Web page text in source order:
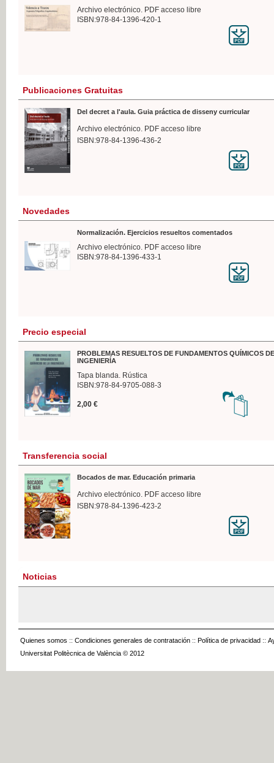
Archivo electrónico. PDF acceso libre
ISBN:978-84-1396-420-1
Publicaciones Gratuitas
Del decret a l'aula. Guia práctica de disseny curricular
Archivo electrónico. PDF acceso libre
ISBN:978-84-1396-436-2
Novedades
Normalización. Ejercicios resueltos comentados
Archivo electrónico. PDF acceso libre
ISBN:978-84-1396-433-1
Precio especial
PROBLEMAS RESUELTOS DE FUNDAMENTOS QUÍMICOS
INGENIERÍA
Tapa blanda. Rústica
ISBN:978-84-9705-088-3
2,00 €
Transferencia social
Bocados de mar. Educación primaria
Archivo electrónico. PDF acceso libre
ISBN:978-84-1396-423-2
Noticias
Quienes somos :: Condiciones generales de contratación :: Política de privacidad ::
Universitat Politècnica de València © 2012